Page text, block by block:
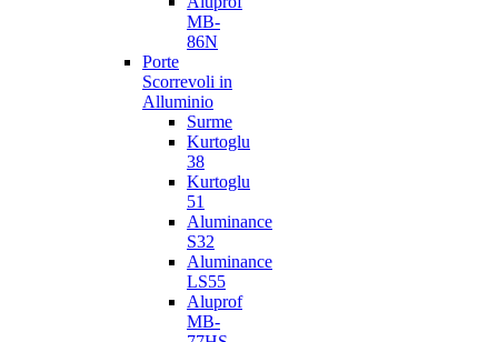
MB-
86N
Porte
Scorrevoli in
Alluminio
Surme
Kurtoglu
38
Kurtoglu
51
Aluminance
S32
Aluminance
LS55
Aluprof
MB-